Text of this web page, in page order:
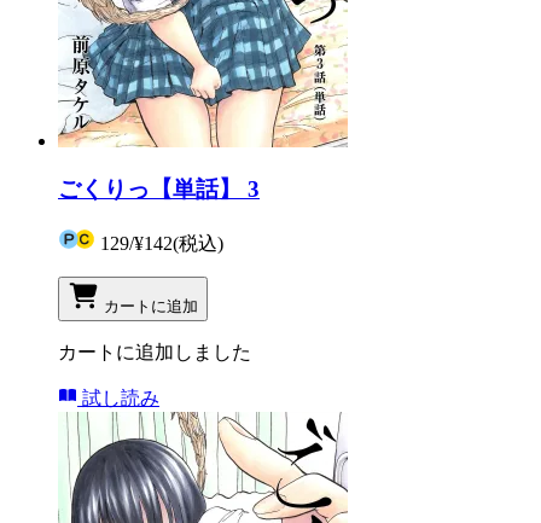
ごくりっ【単話】 3
129/¥142(税込)
カートに追加
カートに追加しました
試し読み